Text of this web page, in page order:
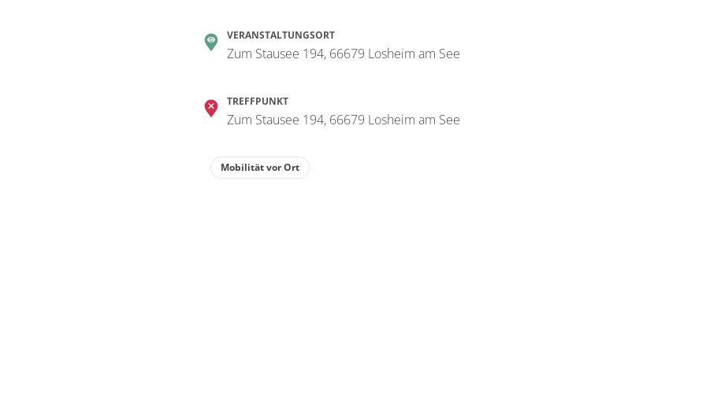
VERANSTALTUNGSORT
Zum Stausee 194, 66679 Losheim am See
TREFFPUNKT
Zum Stausee 194, 66679 Losheim am See
Mobilität vor Ort